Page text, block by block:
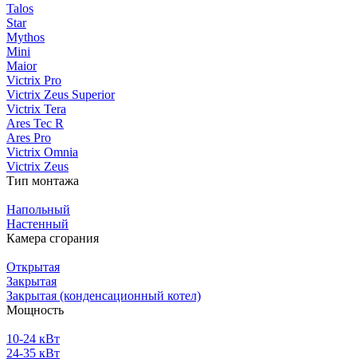
Talos
Star
Mythos
Mini
Maior
Victrix Pro
Victrix Zeus Superior
Victrix Tera
Ares Tec R
Ares Pro
Victrix Omnia
Victrix Zeus
Тип монтажа
Напольный
Настенный
Камера сгорания
Открытая
Закрытая
Закрытая (конденсационный котел)
Мощность
10-24 кВт
24-35 кВт